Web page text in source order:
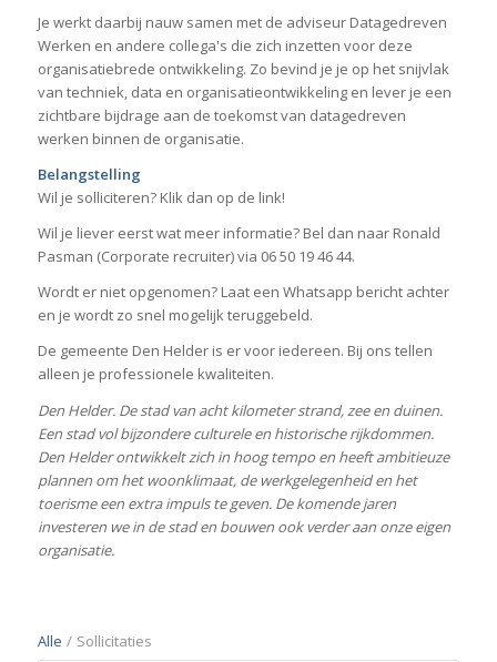
Je werkt daarbij nauw samen met de adviseur Datagedreven
Werken en andere collega's die zich inzetten voor deze
organisatiebrede ontwikkeling. Zo bevind je je op het snijvlak
van techniek, data en organisatieontwikkeling en lever je een
zichtbare bijdrage aan de toekomst van datagedreven
werken binnen de organisatie.
Belangstelling
Wil je solliciteren? Klik dan op de link!
Wil je liever eerst wat meer informatie? Bel dan naar Ronald
Pasman (Corporate recruiter) via 06 50 19 46 44.
Wordt er niet opgenomen? Laat een Whatsapp bericht achter
en je wordt zo snel mogelijk teruggebeld.
De gemeente Den Helder is er voor iedereen. Bij ons tellen
alleen je professionele kwaliteiten.
Den Helder. De stad van acht kilometer strand, zee en duinen.
Een stad vol bijzondere culturele en historische rijkdommen.
Den Helder ontwikkelt zich in hoog tempo en heeft ambitieuze
plannen om het woonklimaat, de werkgelegenheid en het
toerisme een extra impuls te geven. De komende jaren
investeren we in de stad en bouwen ook verder aan onze eigen
organisatie.
Alle / Sollicitaties